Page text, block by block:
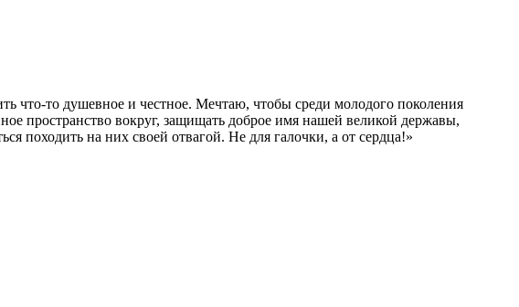
что-то душевное и честное. Мечтаю, чтобы среди молодого поколения
пространство вокруг, защищать доброе имя нашей великой державы,
походить на них своей отвагой. Не для галочки, а от сердца!»